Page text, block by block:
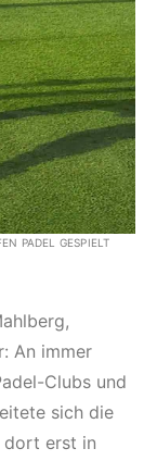
PADEL GESPIELT
An immer
Clubs und
sich die
dort erst in